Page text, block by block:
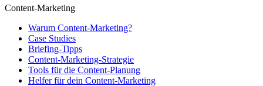
Content-Marketing
Warum Content-Marketing?
Case Studies
Briefing-Tipps
Content-Marketing-Strategie
Tools für die Content-Planung
Helfer für dein Content-Marketing